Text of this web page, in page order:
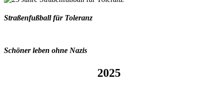
Straßenfußball für Toleranz
Schöner leben ohne Nazis
2025